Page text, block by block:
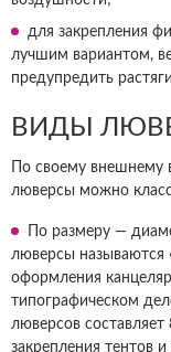
для закрепления
лучшим вариантом,
предупредить
ВИДЫ
По своему внешнему
люверсы можно
По размеру —
люверсы называются
оформления
типографическом
люверсов
закрепления тентов